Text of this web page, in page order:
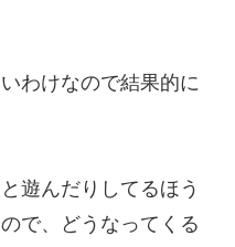
わけなので結果的に
遊んだりしてるほう
で、どうなってくる